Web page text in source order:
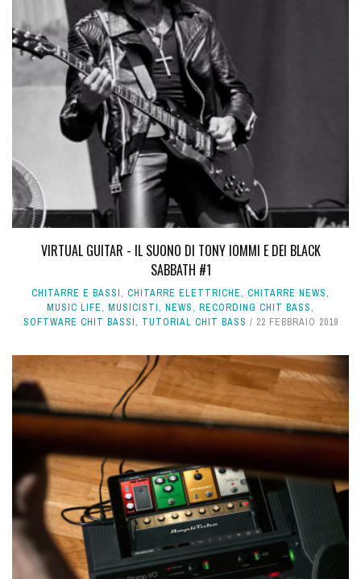
VIRTUAL GUITAR - IL SUONO DI TONY IOMMI E DEI BLACK
SABBATH #1
CHITARRE E BASSI, CHITARRE ELETTRICHE, CHITARRE NEWS,
MUSIC LIFE, MUSICISTI, NEWS, RECORDING CHIT BASS,
SOFTWARE CHIT BASSI, TUTORIAL CHIT BASS 22 FEBBRAIO 2019